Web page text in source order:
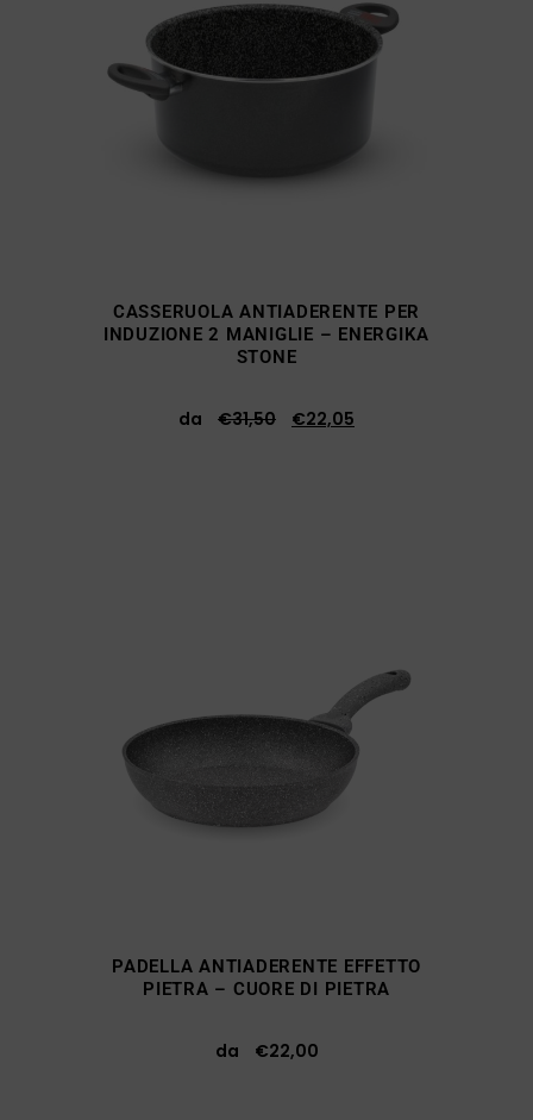
CASSERUOLA ANTIADERENTE PER
INDUZIONE 2 MANIGLIE – ENERGIKA
STONE
da €31,50 €22,05
PADELLA ANTIADERENTE EFFETTO
PIETRA – CUORE DI PIETRA
da €22,00